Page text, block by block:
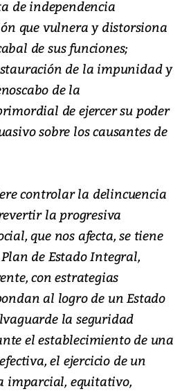
de independencia
que vulnera y distorsiona
de sus funciones;
de la impunidad y
de la
de ejercer su poder
sobre los causantes de
controlar la delincuencia
la progresiva
que nos afecta, se tiene
de Estado Integral,
con estrategias
al logro de un Estado
la seguridad
el establecimiento de una
el ejercicio de un
imparcial, equitativo,